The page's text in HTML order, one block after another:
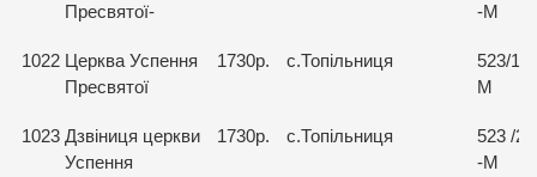
Пресвятої-
-М
1022 Церква Успення
Пресвятої
1730р. с.Топільниця
523/1-
М
1023 Дзвіниця церкви
Успення
1730р. с.Топільниця
523 /2
-М